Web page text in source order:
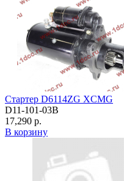
Стартер D6114ZG XCMG
D11-101-03B
17,290 р.
В корзину